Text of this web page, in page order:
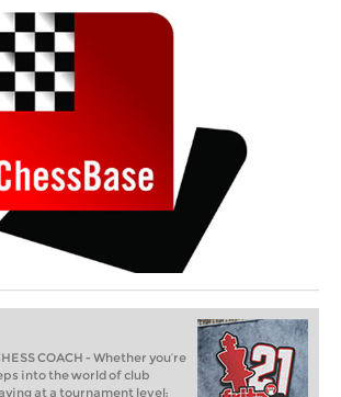
COACH - Whether you’re
into the world of club
at a tournament level: